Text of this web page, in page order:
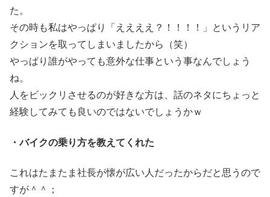
た。
その時も私はやっぱり「ええええ？！！！！」というリア
クションを取ってしまいましたから（笑）
やっぱり誰がやっても意外な仕事という事なんでしょう
ね。
人をビックリさせるのが好きな方は、話のネタにちょっと
経験してみても良いのではないでしょうかｗ
・バイクの乗り方を教えてくれた
これはたまたま社長が懐が広い人だったからだと思うので
すが＾＾；